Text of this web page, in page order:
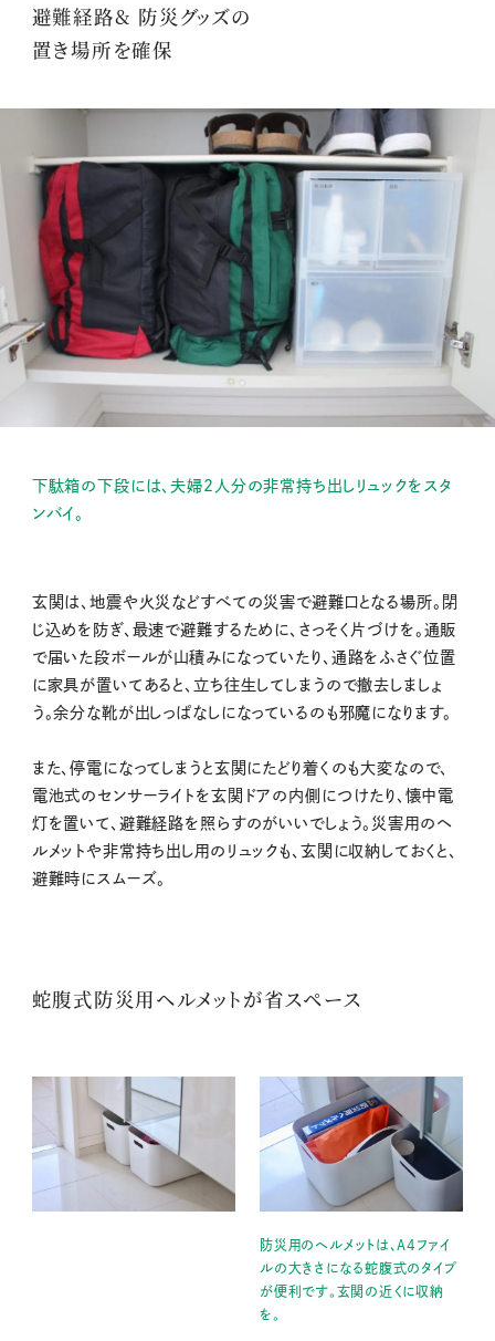
避難経路& 防災グッズの
置き場所を確保
下駄箱の下段には、夫婦2人分の非常持ち出しリュックをスタ
ンバイ。
玄関は、地震や火災などすべての災害で避難口となる場所。閉
じ込めを防ぎ、最速で避難するために、さっそく片づけを。通販
で届いた段ボールが山積みになっていたり、通路をふさぐ位置
に家具が置いてあると、立ち往生してしまうので撤去しましょ
う。余分な靴が出しっぱなしになっているのも邪魔になります。
また、停電になってしまうと玄関にたどり着くのも大変なので、
電池式のセンサーライトを玄関ドアの内側につけたり、懐中電
灯を置いて、避難経路を照らすのがいいでしょう。災害用のヘ
ルメットや非常持ち出し用のリュックも、玄関に収納しておくと、
避難時にスムーズ。
蛇腹式防災用ヘルメットが省スペース
防災用のヘルメットは、A4ファイ
ルの大きさになる蛇腹式のタイプ
が便利です。玄関の近くに収納
を。